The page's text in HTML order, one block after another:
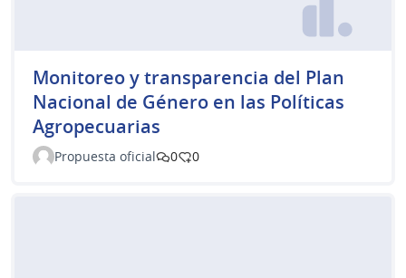
Monitoreo y transparencia del Plan
Nacional de Género en las Políticas
Agropecuarias
Propuesta oficial 0 0